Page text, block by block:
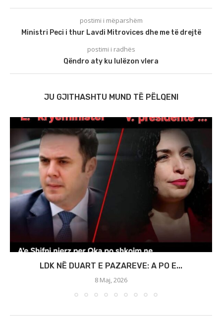
postimi i mëparshëm
Ministri Peci i thur Lavdi Mitrovices dhe me të drejtë
postimi i radhës
Qëndro aty ku lulëzon vlera
JU GJITHASHTU MUND TË PËLQENI
LDK NË DUART E PAZAREVE: A PO E...
8 Maj, 2026